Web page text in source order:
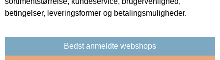
betingelser, leveringsformer og betalingsmuligheder.
Bedst anmeldte webshops